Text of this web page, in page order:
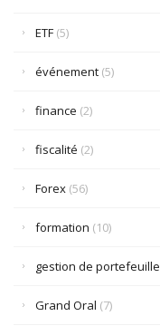
ETF (5)
événement (5)
finance (2)
fiscalité (2)
Forex (56)
formation (10)
gestion de portefeuille
Grand Oral (7)